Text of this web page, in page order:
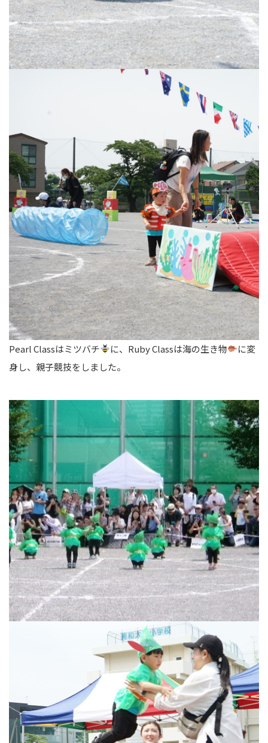
Pearl Classはミツバチ に、Ruby Classは海の生き物
に変
身し、親子競技をしました。